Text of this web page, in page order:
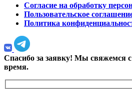
Согласие на обработку
Пользовательское
Политика
Спасибо за заявку! Мы свяжемся
время.